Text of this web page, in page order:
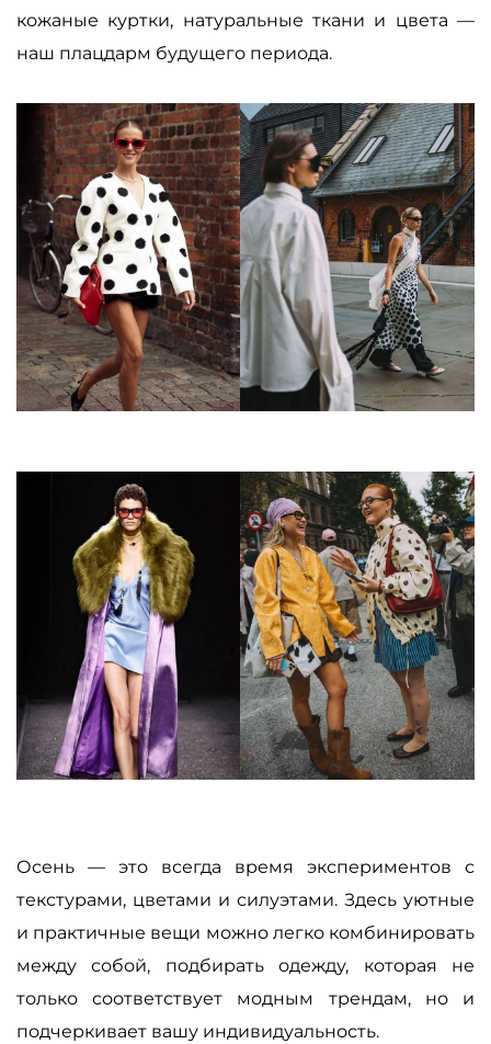
кожаные куртки, натуральные ткани и цвета —
наш плацдарм будущего периода.
Осень — это всегда время экспериментов с
текстурами, цветами и силуэтами. Здесь уютные
и практичные вещи можно легко комбинировать
между собой, подбирать одежду, которая не
только соответствует модным трендам, но и
подчеркивает вашу индивидуальность.